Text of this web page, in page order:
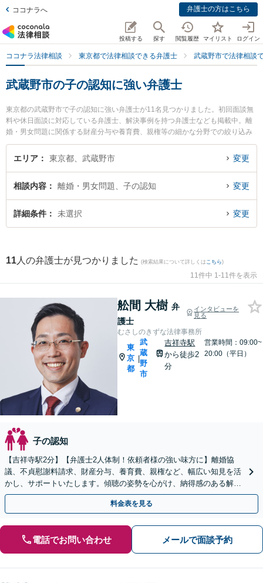
ココナラへ 弁護士の方はこちら
投稿する 探す 閲覧履歴 マイリスト ログイン
ココナラ法律相談 東京都で法律相談できる弁護士 武蔵野市で法律相談
武蔵野市の子の認知に強い弁護士
東京都の武蔵野市で子の認知に強い弁護士が11名見つかりました。初回面談無
料や休日面談に対応している弁護士、解決事例を持つ弁護士なども掲載中。離
婚・男女問題に関係する財産分与や養育費、親権等の細かな分野での絞り込み
検索もでき便利です。特にむさしのきずな法律事務所の舩間 大樹弁護士や武蔵
境法律事務所の飯田 正伸弁護士、清水法律事務所の清水 徹弁護士のプロフィー
トラブル解決の実績豊富な近くの弁護士を検索したい』『初回相談無料で子の
認知を法律相談できる武蔵野市内の弁護士に相談予約したい』などでお困りの
相談者さんにおすすめです。
エリア 東京都、武蔵野市 変更
相談内容 離婚・男女問題、子の認知 変更
詳細条件 未選択 変更
11 人の弁護士が見つかりました (検索結果について詳しくは こちら)
11件中 1-11件を表示
舩間 大樹 弁
護士
インタビューを
見る
むさしのきずな法律事務所
東
京
都
|
武
蔵
野
市
吉祥寺駅
から徒歩2
分
営業時間：09:00~
20:00（平日）
子の認知
【吉祥寺駅2分】【弁護士2人体制！依頼者様の強い味方に】離婚協
議、不貞慰謝料請求、財産分与、養育費、親権など、幅広い知見を活
かし、サポートいたします。傾聴の姿勢を心がけ、納得感のある解決
を
料金表を見る
電話でお問い合わせ メールで面談予約